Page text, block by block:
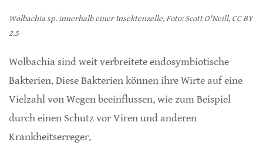
Wolbachia sp. innerhalb einer Insektenzelle, Foto: Scott O'Neill, CC BY
2.5
Wolbachia sind weit verbreitete endosymbiotische
Bakterien. Diese Bakterien können ihre Wirte auf eine
Vielzahl von Wegen beeinflussen, wie zum Beispiel
durch einen Schutz vor Viren und anderen
Krankheitserreger.